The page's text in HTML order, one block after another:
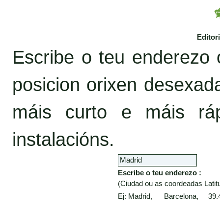
Escribe o teu
posicion orixen
máis curto e máis
instalacións.
Escribe o teu enderezo :
(Ciudad ou as coordeadas
Ej: Madrid, Barcelona,